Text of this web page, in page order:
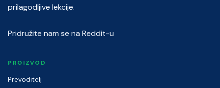
prilagodljive lekcije.
Pridružite nam se na Reddit-u
PROIZVOD
Prevoditelj